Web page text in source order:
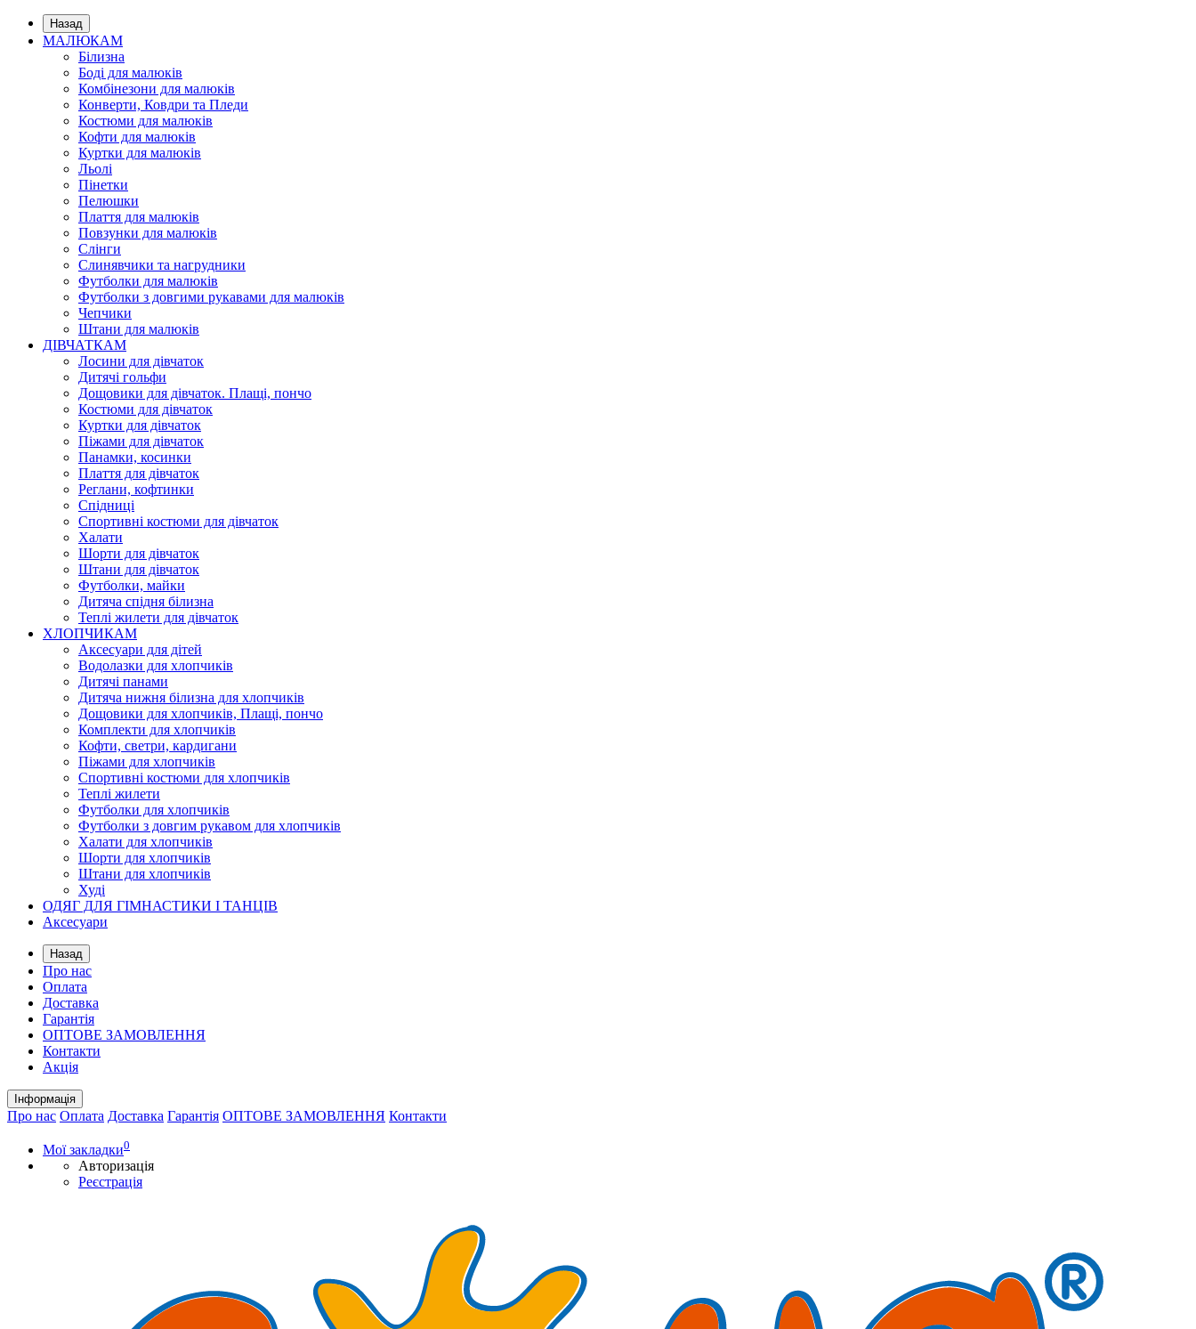
Назад
МАЛЮКАМ
Білизна
Боді для малюків
Комбінезони для малюків
Конверти, Ковдри та Пледи
Костюми для малюків
Кофти для малюків
Куртки для малюків
Льолі
Пінетки
Пелюшки
Плаття для малюків
Повзунки для малюків
Слінги
Слинявчики та нагрудники
Футболки для малюків
Футболки з довгими рукавами для малюків
Чепчики
Штани для малюків
ДІВЧАТКАМ
Лосини для дівчаток
Дитячі гольфи
Дощовики для дівчаток. Плащі, пончо
Костюми для дівчаток
Куртки для дівчаток
Піжами для дівчаток
Панамки, косинки
Плаття для дівчаток
Реглани, кофтинки
Спідниці
Спортивні костюми для дівчаток
Халати
Шорти для дівчаток
Штани для дівчаток
Футболки, майки
Дитяча спідня білизна
Теплі жилети для дівчаток
ХЛОПЧИКАМ
Аксесуари для дітей
Водолазки для хлопчиків
Дитячі панами
Дитяча нижня білизна для хлопчиків
Дощовики для хлопчиків, Плащі, пончо
Комплекти для хлопчиків
Кофти, светри, кардигани
Піжами для хлопчиків
Спортивні костюми для хлопчиків
Теплі жилети
Футболки для хлопчиків
Футболки з довгим рукавом для хлопчиків
Халати для хлопчиків
Шорти для хлопчиків
Штани для хлопчиків
Худі
ОДЯГ ДЛЯ ГІМНАСТИКИ І ТАНЦІВ
Аксесуари
Назад
Про нас
Оплата
Доставка
Гарантія
ОПТОВЕ ЗАМОВЛЕННЯ
Контакти
Акція
Інформація
Про нас Оплата Доставка Гарантія ОПТОВЕ ЗАМОВЛЕННЯ Контакти
Мої закладки0
Авторизація
Реєстрація